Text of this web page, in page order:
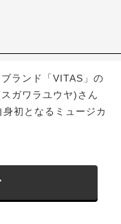
ランド「VITAS」の
ガワラユウヤ)さん
初となるミュージカ